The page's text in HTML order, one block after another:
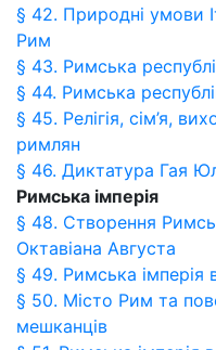
§ 42. Природні умови
Рим
§ 43. Римська
§ 44. Римська
§ 45. Релігія, сім’я,
римлян
§ 46. Диктатура Гая
Римська імперія
§ 48. Створення
Октавіана Августа
§ 49. Римська імперія
§ 50. Місто Рим та
мешканців